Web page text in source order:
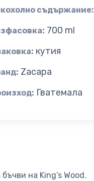
съдържание:
700 ml
кутия
Zacapa
Гватемала
на King’s Wood.